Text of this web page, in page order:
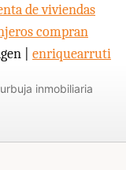
de viviendas
compran
| enriquearruti
inmobiliaria